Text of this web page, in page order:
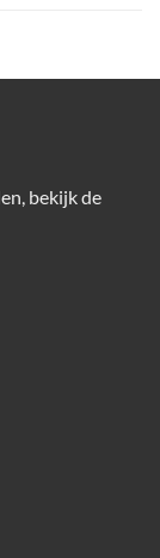
bekijk de